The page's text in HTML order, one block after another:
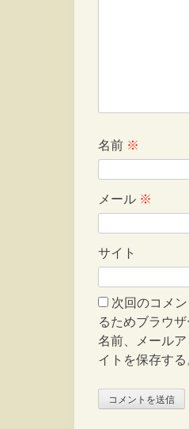
名前 ※
メール ※
サイト
次回のコメ
るためブラウ
名前、メール
イトを保存する